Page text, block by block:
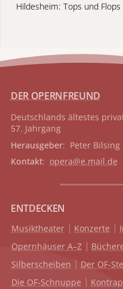
Hildesheim: Tops und Flops
DER OPERNFREUND
Deutschlands ältestes
57. Jahrgang
Herausgeber: Peter Bilsing
Kontakt: opera@e.mail.de
ENTDECKEN
Musiktheater Konzerte
Opernhäuser A–Z
Silberscheiben
Der OF-
Die OF-Schnuppe